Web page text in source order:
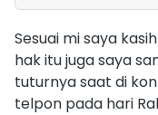
Sesuai mi saya
hak itu juga saya
tuturnya saat di
telpon pada hari